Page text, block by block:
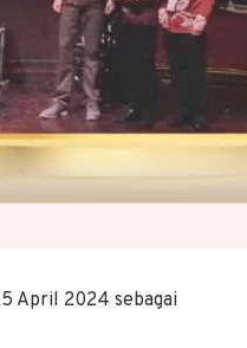
April 2024 sebagai